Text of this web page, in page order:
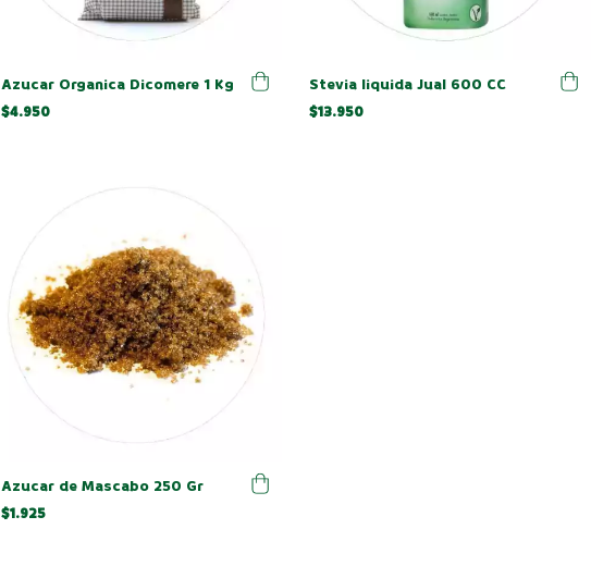
Azucar Organica Dicomere 1 Kg
$4.950
Stevia liquida Jual 600 CC
$13.950
Azucar de Mascabo 250 Gr
$1.925